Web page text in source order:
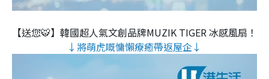
【送您🐯】韓國超人氣文創品牌MUZIK TIGER 冰感風扇！
↓將萌虎嘅慵懶療癒帶返屋企↓